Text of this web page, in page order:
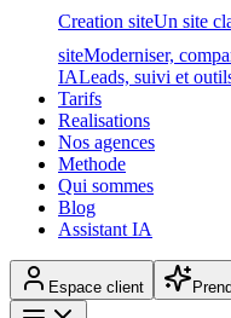
Creation siteUn site
siteModerniser,
IALeads, suivi et
Tarifs
Realisations
Nos agences
Methode
Qui sommes
Blog
Assistant IA
Espace client